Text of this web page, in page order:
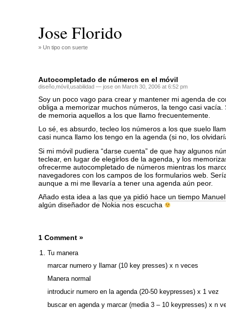
Jose Florido
» Un tipo con suerte
Autocompletado de números en el móvil
diseño móvil usabilidad — jose on March 30, 2006 at 6:52 pm
Soy un poco vago para crear y mantener mi agenda de
obliga a memorizar muchos números, la tengo casi vacía.
de memoria aquellos a los que llamo frecuentemente.
Lo sé, es absurdo, tecleo los números a los que suelo
casi nunca llamo los tengo en la agenda (si no, los
Si mi móvil pudiera “darse cuenta” de que hay algunos
teclear, en lugar de elegirlos de la agenda, y los
ofrecerme autocompletado de números mientras los
navegadores con los campos de los formularios web.
aunque a mi me llevaría a tener una agenda aún peor.
Añado esta idea a las que ya pidió hace un tiempo
algún diseñador de Nokia nos escucha
1 Comment »
Tu manera
marcar numero y llamar (10 key presses) x n veces
Manera normal
introducir numero en la agenda (20-50 keypresses) x 1 vez
buscar en agenda y marcar (media 3 – 10 keypresses) x n